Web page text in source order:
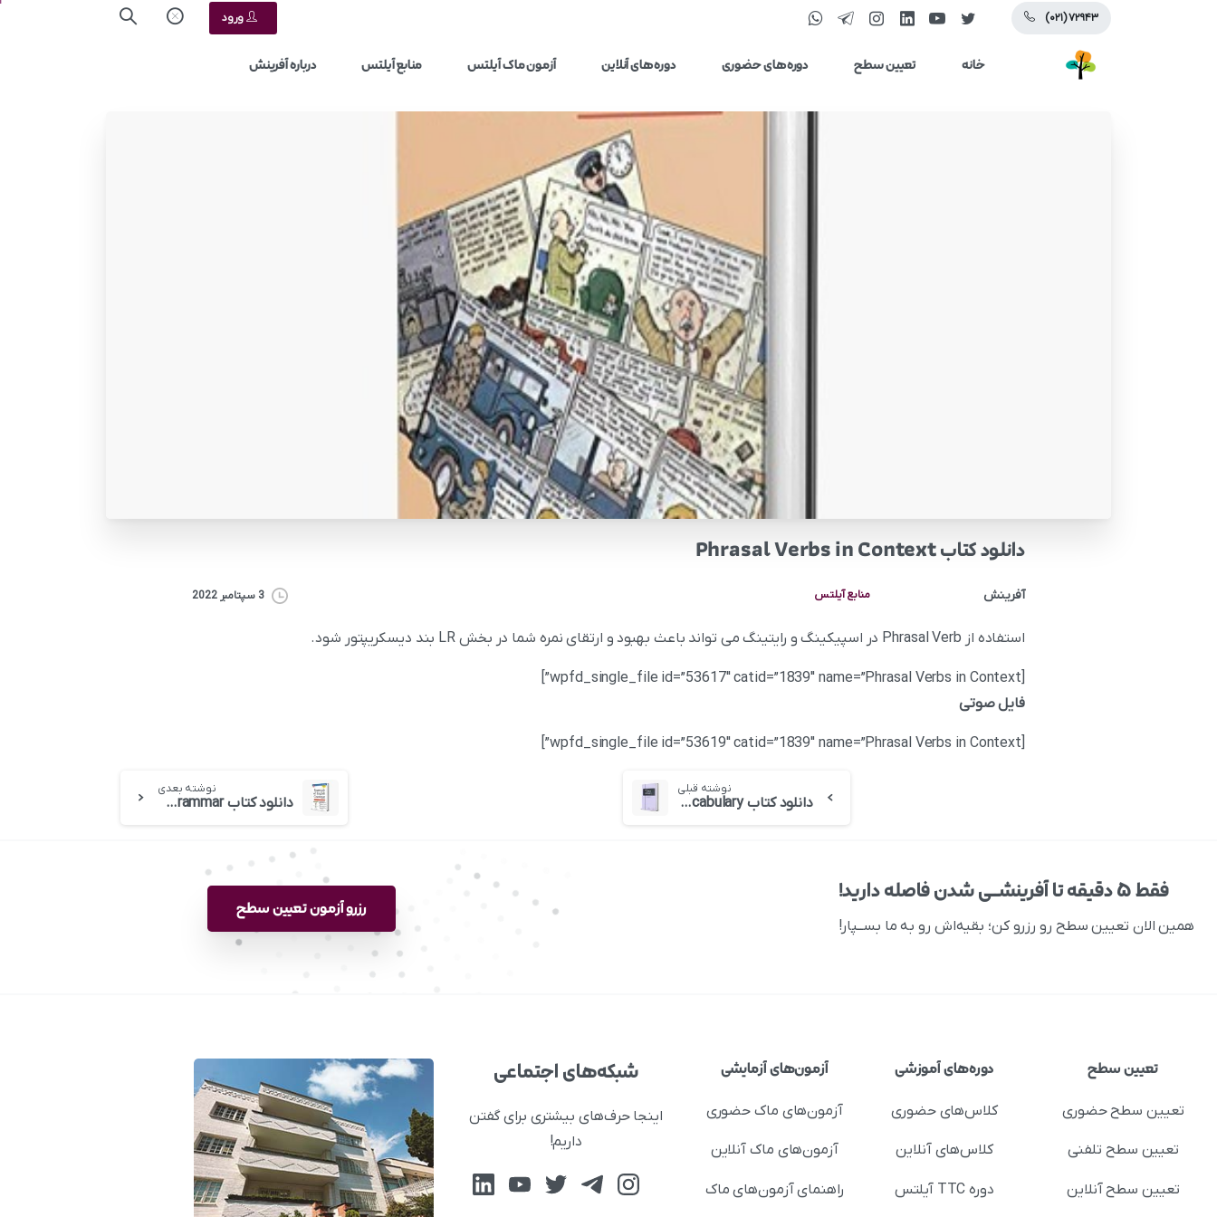
(۰۲۱) ۷۲۹۴۳ ورود
خانه تعیین سطح دوره‌های حضوری دوره‌های آنلاین آزمون ماک آیلتس منابع آیلتس درباره آفرینش
دانلود کتاب Phrasal Verbs in Context
آفرینش منابع آیلتس 3 سپتامبر 2022
استفاده از Phrasal Verb در اسپیکینگ و رایتینگ می تواند باعث بهبود و ارتقای نمره شما در بخش LR بند دیسکریپتور شود.
[wpfd_single_file id=”53617″ catid=”1839″ name=”Phrasal Verbs in Context”]
فایل صوتی
[wpfd_single_file id=”53619″ catid=”1839″ name=”Phrasal Verbs in Context”]
نوشته قبلی
دانلود کتاب IELTS Ideas and Vocabulary
نوشته بعدی
دانلود کتاب Essentials of English Grammar
فقط ۵ دقیقه تا آفرینشــی شدن فاصله دارید!
همین الان تعیین سطح رو رزرو کن؛ بقیه‌اش رو به ما بســپار!
رزرو آزمون تعیین سطح
تعیین سطح
تعیین سطح حضوری
تعیین سطح تلفنی
تعیین سطح آنلاین
دوره‌های آموزشی
کلاس‌های حضوری
کلاس‌های آنلاین
دوره TTC آیلتس
آزمون‌های آزمایشی
آزمون‌های ماک حضوری
آزمون‌های ماک آنلاین
راهنمای آزمون‌های ماک
شبکه‌های اجتماعی
اینجا حرف‌های بیشتری برای گفتن
داریم!